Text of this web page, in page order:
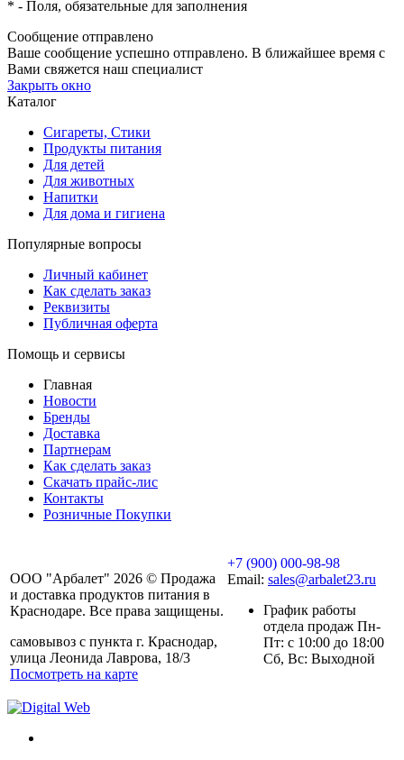
* - Поля, обязательные для заполнения
Сообщение отправлено
Ваше сообщение успешно отправлено. В ближайшее время с
Вами свяжется наш специалист
Закрыть окно
Каталог
Сигареты, Стики
Продукты питания
Для детей
Для животных
Напитки
Для дома и гигиена
Популярные вопросы
Личный кабинет
Как сделать заказ
Реквизиты
Публичная оферта
Помощь и сервисы
Главная
Новости
Бренды
Доставка
Партнерам
Как сделать заказ
Скачать прайс-лис
Контакты
Розничные Покупки
ООО "Арбалет" 2026 © Продажа
и доставка продуктов питания в
Краснодаре. Все права защищены.
самовывоз с пункта г. Краснодар,
улица Леонида Лаврова, 18/3
Посмотреть на карте
+7 (900) 000-98-98
Email: sales@arbalet23.ru
График работы
отдела продаж Пн-
Пт: с 10:00 до 18:00
Сб, Вс: Выходной